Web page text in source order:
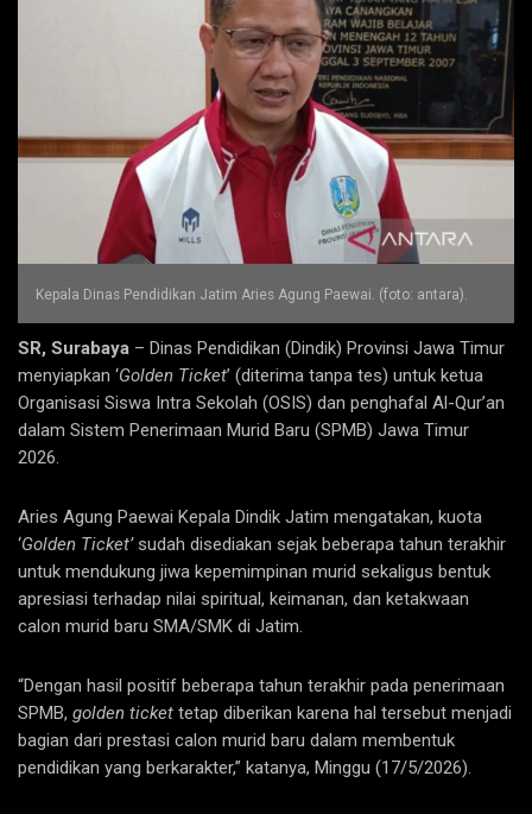
Kepala Dinas Pendidikan Jatim Aries Agung Paewai. (foto: antara).
SR, Surabaya – Dinas Pendidikan (Dindik) Provinsi Jawa Timur
menyiapkan ‘Golden Ticket’ (diterima tanpa tes) untuk ketua
Organisasi Siswa Intra Sekolah (OSIS) dan penghafal Al-Qur’an
dalam Sistem Penerimaan Murid Baru (SPMB) Jawa Timur
2026.
Aries Agung Paewai Kepala Dindik Jatim mengatakan, kuota
‘Golden Ticket’sudah disediakan sejak beberapa tahun terakhir
untuk mendukung jiwa kepemimpinan murid sekaligus bentuk
apresiasi terhadap nilai spiritual, keimanan, dan ketakwaan
calon murid baru SMA/SMK di Jatim.
“Dengan hasil positif beberapa tahun terakhir pada penerimaan
SPMB, golden ticket tetap diberikan karena hal tersebut menjadi
bagian dari prestasi calon murid baru dalam membentuk
pendidikan yang berkarakter,” katanya, Minggu (17/5/2026).